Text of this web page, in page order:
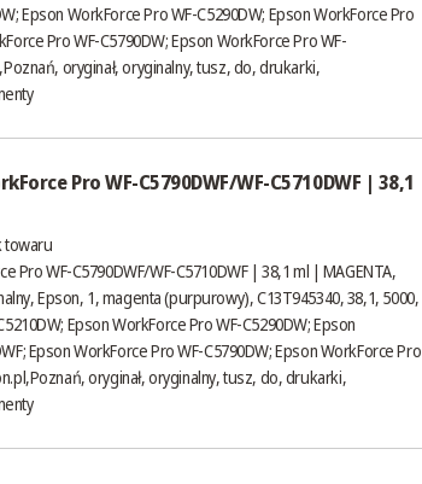
Epson WorkForce Pro WF-C5290DW; Epson WorkForce Pro
Pro WF-C5790DW; Epson WorkForce Pro WF-
,Poznań, oryginał, oryginalny, tusz, do, drukarki,
Pro WF-C5790DWF/WF-C5710DWF | 38,1
towaru
Pro WF-C5790DWF/WF-C5710DWF | 38,1 ml | MAGENTA,
Epson, 1, magenta (purpurowy), C13T945340, 38,1, 5000,
Epson WorkForce Pro WF-C5290DW; Epson
Epson WorkForce Pro WF-C5790DW; Epson WorkForce Pro
,Poznań, oryginał, oryginalny, tusz, do, drukarki,